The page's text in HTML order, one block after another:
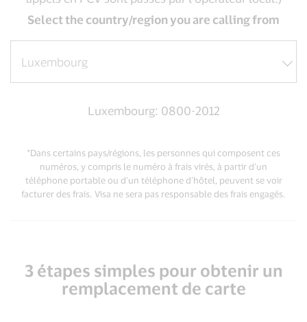
Select the country/region you are calling from
Luxembourg: 0800-2012
*Dans certains pays/régions, les personnes qui composent ces
numéros, y compris le numéro à frais virés, à partir d’un
téléphone portable ou d’un téléphone d’hôtel, peuvent se voir
facturer des frais. Visa ne sera pas responsable des frais engagés.
3 étapes simples pour obtenir un
remplacement de carte